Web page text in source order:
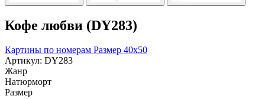
Кофе любви (DY283)
Картины по номерам Размер 40x50
Артикул: DY283
Жанр
Натюрморт
Размер